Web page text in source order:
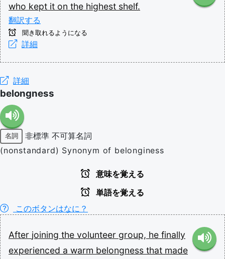
who kept it on the highest shelf.
翻訳する
聞き取れるようになる
詳細
詳細
belongness
名詞 非標準 不可算名詞
(nonstandard) Synonym of belonginess
意味を覚える
単語を覚える
このボタンはなに？
After joining the volunteer group, he finally
experienced a warm belongness that made